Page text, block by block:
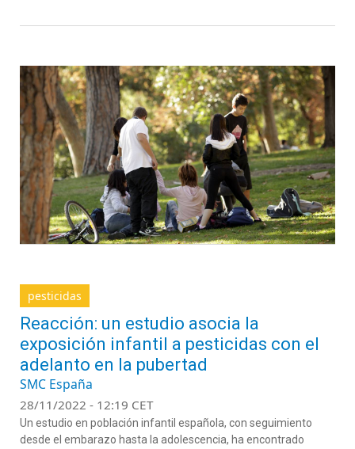
pesticidas
Reacción: un estudio asocia la
exposición infantil a pesticidas con el
adelanto en la pubertad
SMC España
28/11/2022 - 12:19 CET
Un estudio en población infantil española, con seguimiento
desde el embarazo hasta la adolescencia, ha encontrado